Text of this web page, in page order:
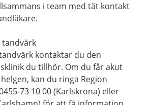
i team med tät kontakt
tandvärk
kontaktar du den
du tillhör. Om du får akut
kan du ringa Region
73 10 00 (Karlskrona) eller